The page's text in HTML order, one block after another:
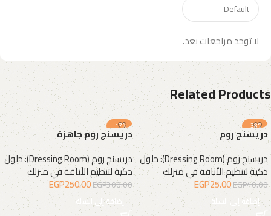
لا توجد مراجعات بعد.
Related Products
-38%
دريسنج روم
دريسنج روم (Dressing Room): حلول
ذكية لتنظيم الأناقة في منزلك
EGP40.00
EGP25.00
إضافة إلى السلة
-17%
دريسنج روم جاهزة
دريسنج روم (Dressing Room): حلول
ذكية لتنظيم الأناقة في منزلك
EGP300.00
EGP250.00
إضافة إلى السلة